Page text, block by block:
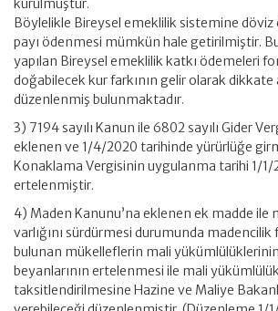
kurulmuştur.
Böylelikle Bireysel emeklilik sistemine döviz
payı ödenmesi mümkün hale getirilmiştir.
yapılan Bireysel emeklilik katkı ödemeleri
doğabilecek kur farkının gelir olarak dikkate
düzenlenmiş bulunmaktadır.
3) 7194 sayılı Kanun ile 6802 sayılı Gider
eklenen ve 1/4/2020 tarihinde yürürlüğe
Konaklama Vergisinin uygulanma tarihi 1/1/
ertelenmiştir.
4) Maden Kanunu’na eklenen ek madde ile
varlığını sürdürmesi durumunda
bulunan mükelleflerin mali
beyanlarının ertelenmesi ile mali
taksitlendirilmesine Hazine ve Maliye